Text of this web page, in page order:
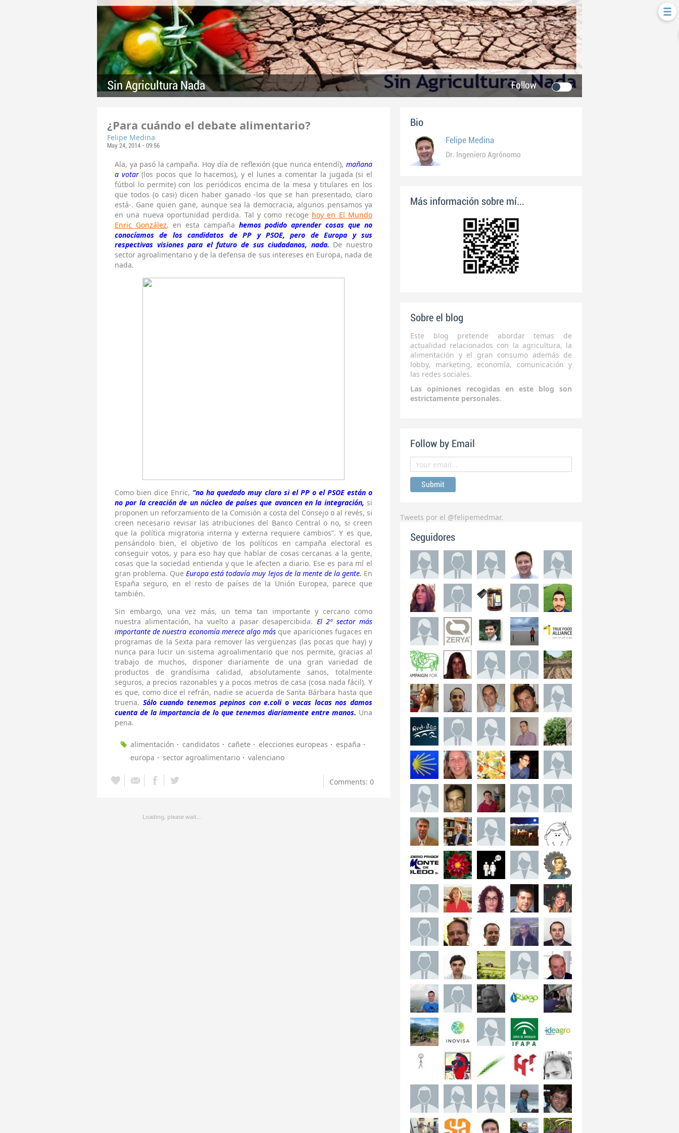
Sin Agricultura Nada Follow
¿Para cuándo el debate alimentario?
Felipe Medina
May 24, 2014 - 09:56
Ala, ya pasó la campaña. Hoy día de reflexión (que nunca entendí), mañana
a votar(los pocos que lo hacemos), y el lunes a comentar la jugada (si el
fútbol lo permite) con los periódicos encima de la mesa y titulares en los
que todos (o casi) dicen haber ganado -los que se han presentado, claro
está-. Gane quien gane, aunque sea la democracia, algunos pensamos ya
en una nueva oportunidad perdida. Tal y como recoge hoy en El Mundo
Enric González, en esta campaña hemos podido aprender cosas que no
conocíamos de los candidatos de PP y PSOE, pero de Europa y sus
respectivas visiones para el futuro de sus ciudadanos, nada. De nuestro
sector agroalimentario y de la defensa de sus intereses en Europa, nada de
nada.
Como bien dice Enric, “no ha quedado muy claro si el PP o el PSOE están o
no por la creación de un núcleo de países que avancen en la integración, si
proponen un reforzamiento de la Comisión a costa del Consejo o al revés, si
creen necesario revisar las atribuciones del Banco Central o no, si creen
que la política migratoria interna y externa requiere cambios”. Y es que,
pensándolo bien, el objetivo de los políticos en campaña electoral es
conseguir votos, y para eso hay que hablar de cosas cercanas a la gente,
cosas que la sociedad entienda y que le afecten a diario. Ese es para mí el
gran problema. QueEuropa está todavía muy lejos de la mente de la gente. En
España seguro, en el resto de países de la Unión Europea, parece que
también.
Sin embargo, una vez más, un tema tan importante y cercano como
nuestra alimentación, ha vuelto a pasar desapercibida. El 2º sector más
importante de nuestra economía merece algo más que apariciones fugaces en
programas de la Sexta para remover las vergüenzas (las pocas que hay) y
nunca para lucir un sistema agroalimentario que nos permite, gracias al
trabajo de muchos, disponer diariamente de una gran variedad de
productos de grandísima calidad, absolutamente sanos, totalmente
seguros, a precios razonables y a pocos metros de casa (cosa nada fácil). Y
es que, como dice el refrán, nadie se acuerda de Santa Bárbara hasta que
truena. Sólo cuando tenemos pepinos con e.coli o vacas locas nos damos
cuenta de la importancia de lo que tenemos diariamente entre manos. Una
pena.
alimentación candidatos cañete elecciones europeas
españa
europa
sector agroalimentario valenciano
Comments: 0
Loading, please wait...
Bio
Felipe Medina
Dr. Ingeniero Agrónomo
Más información sobre mí...
Sobre el blog
Este blog pretende abordar temas de
actualidad relacionados con la agricultura, la
alimentación y el gran consumo además de
lobby, marketing, economía, comunicación y
las redes sociales.
Las opiniones recogidas en este blog son
estrictamente personales.
Follow by Email
Tweets por el @felipemedmar.
Seguidores